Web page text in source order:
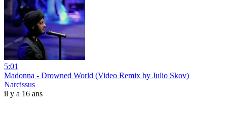
5:01
Madonna - Drowned World (Video Remix by Julio Skov)
Narcissus
il y a 16 ans